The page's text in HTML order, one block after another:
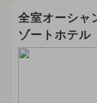
全室オーシャ
ゾートホテル